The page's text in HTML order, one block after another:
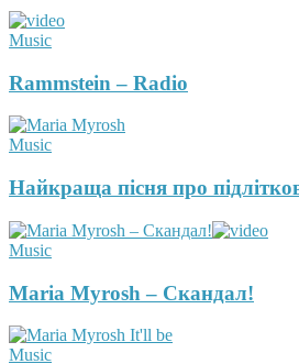
Music
Rammstein – Radio
Music
Найкраща пісня про
Music
Maria Myrosh – Скандал!
Music